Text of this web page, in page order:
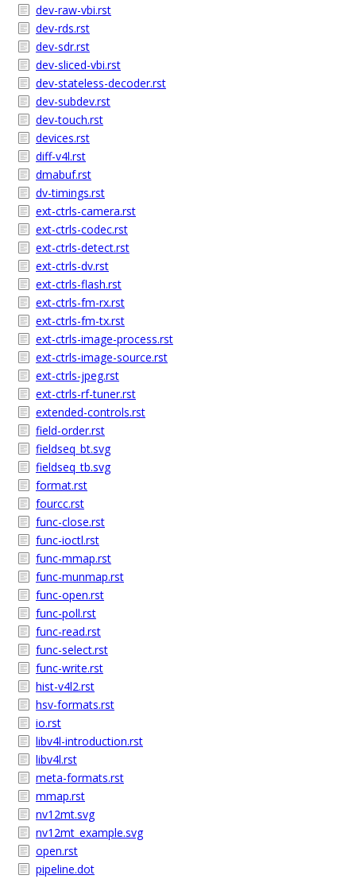
dev-raw-vbi.rst
dev-rds.rst
dev-sdr.rst
dev-sliced-vbi.rst
dev-stateless-decoder.rst
dev-subdev.rst
dev-touch.rst
devices.rst
diff-v4l.rst
dmabuf.rst
dv-timings.rst
ext-ctrls-camera.rst
ext-ctrls-codec.rst
ext-ctrls-detect.rst
ext-ctrls-dv.rst
ext-ctrls-flash.rst
ext-ctrls-fm-rx.rst
ext-ctrls-fm-tx.rst
ext-ctrls-image-process.rst
ext-ctrls-image-source.rst
ext-ctrls-jpeg.rst
ext-ctrls-rf-tuner.rst
extended-controls.rst
field-order.rst
fieldseq_bt.svg
fieldseq_tb.svg
format.rst
fourcc.rst
func-close.rst
func-ioctl.rst
func-mmap.rst
func-munmap.rst
func-open.rst
func-poll.rst
func-read.rst
func-select.rst
func-write.rst
hist-v4l2.rst
hsv-formats.rst
io.rst
libv4l-introduction.rst
libv4l.rst
meta-formats.rst
mmap.rst
nv12mt.svg
nv12mt_example.svg
open.rst
pipeline.dot